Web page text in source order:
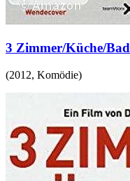
3 Zimmer/Küche/Bad
(2012, Komödie)